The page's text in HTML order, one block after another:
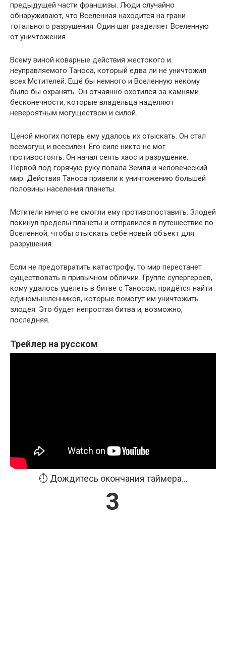
предыдущей части франшизы. Люди случайно
обнаруживают, что Вселенная находится на грани
тотального разрушения. Один шаг разделяет Вселенную
от уничтожения.
Всему виной коварные действия жестокого и
неуправляемого Таноса, который едва ли не уничтожил
всех Мстителей. Ещё бы немного и Вселенную некому
было бы охранять. Он отчаянно охотился за камнями
бесконечности, которые владельца наделяют
невероятным могуществом и силой.
Ценой многих потерь ему удалось их отыскать. Он стал
всемогущ и всесилен. Его силе никто не мог
противостоять. Он начал сеять хаос и разрушение.
Первой под горячую руку попала Земля и человеческий
мир. Действия Таноса привели к уничтожению большей
половины населения планеты.
Мстители ничего не смогли ему противопоставить. Злодей
покинул пределы планеты и отправился в путешествие по
Вселенной, чтобы отыскать себе новый объект для
разрушения.
Если не предотвратить катастрофу, то мир перестанет
существовать в привычном обличии. Группе супергероев,
кому удалось уцелеть в битве с Таносом, придётся найти
единомышленников, которые помогут им уничтожить
злодея. Это будет непростая битва и, возможно,
последняя.
Трейлер на русском
⏱️ Дождитесь окончания таймера...
3